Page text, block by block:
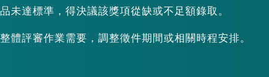
未達標準，得決議該獎項從缺或不足額錄取。
體評審作業需要，調整徵件期間或相關時程安排。